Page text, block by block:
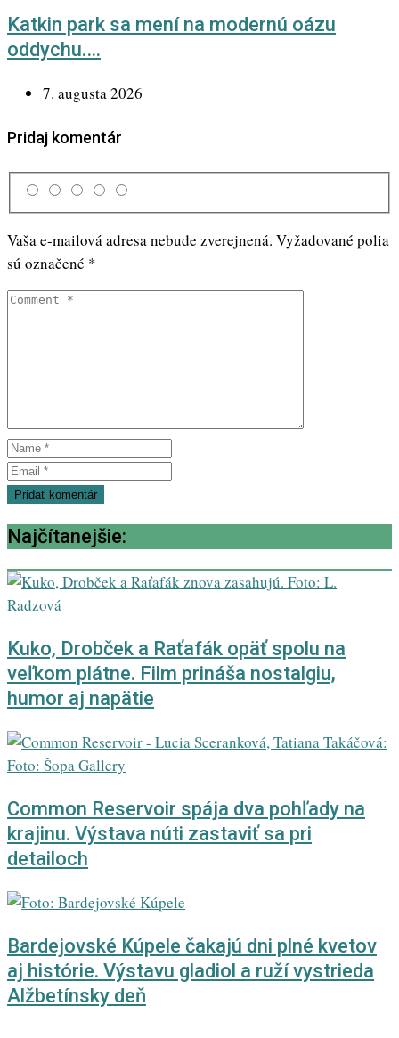
Katkin park sa mení na modernú oázu
oddychu.…
7. augusta 2026
Pridaj komentár
Vaša e-mailová adresa nebude zverejnená. Vyžadované polia
sú označené *
Najčítanejšie:
Kuko, Drobček a Raťafák opäť spolu na
veľkom plátne. Film prináša nostalgiu,
humor aj napätie
Common Reservoir spája dva pohľady na
krajinu. Výstava núti zastaviť sa pri
detailoch
Bardejovské Kúpele čakajú dni plné kvetov
aj histórie. Výstavu gladiol a ruží vystrieda
Alžbetínsky deň